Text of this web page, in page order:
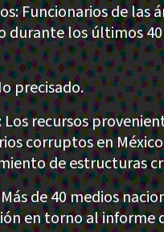
Funcionarios de las
durante los últimos
precisado.
recursos
corruptos en
de estructuras
de 40 medios
en torno al informe